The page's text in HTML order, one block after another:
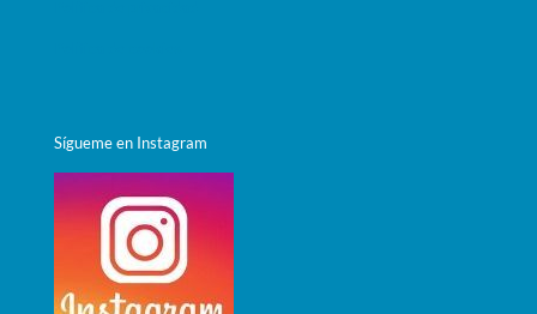
Sígueme en Instagram